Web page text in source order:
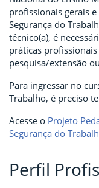
profissionais gerais
Segurança do
técnico(a), é
práticas
pesquisa/extensão
Para ingressar no
Trabalho, é preciso
Acesse o Projeto
Segurança do
Perfil